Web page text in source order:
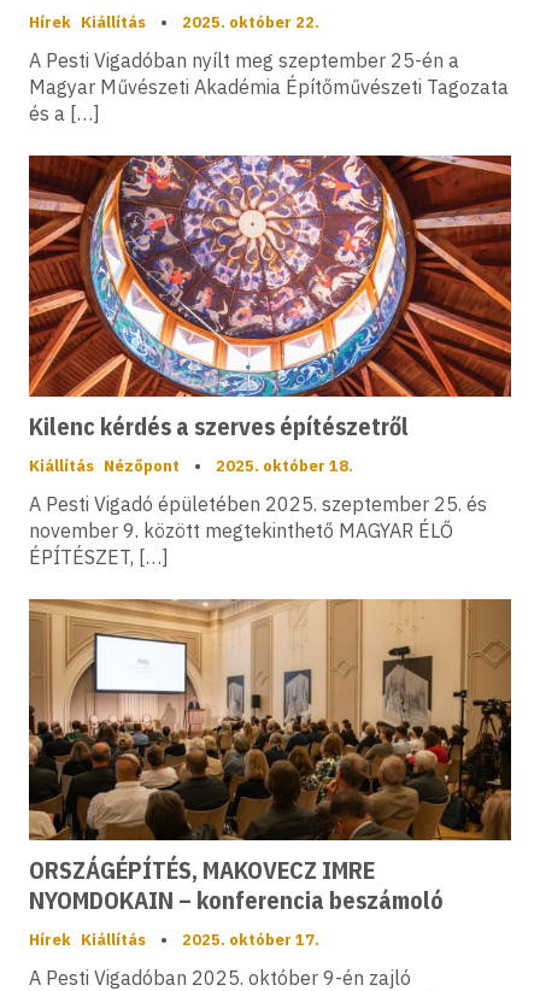
Hírek Kiállítás • 2025. október 22.
A Pesti Vigadóban nyílt meg szeptember 25-én a
Magyar Művészeti Akadémia Építőművészeti Tagozata
és a […]
Kilenc kérdés a szerves építészetről
Kiállítás Nézőpont • 2025. október 18.
A Pesti Vigadó épületében 2025. szeptember 25. és
november 9. között megtekinthető MAGYAR ÉLŐ
ÉPÍTÉSZET, […]
ORSZÁGÉPÍTÉS, MAKOVECZ IMRE
NYOMDOKAIN – konferencia beszámoló
Hírek Kiállítás • 2025. október 17.
A Pesti Vigadóban 2025. október 9-én zajló